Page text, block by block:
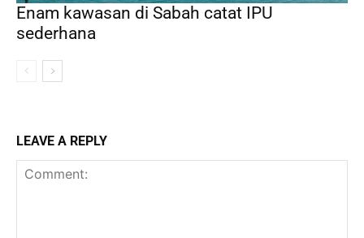
Enam kawasan di Sabah catat IPU
sederhana
LEAVE A REPLY